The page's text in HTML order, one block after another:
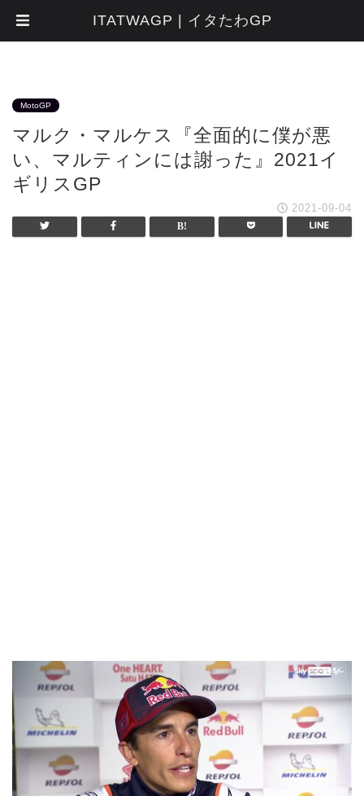
MotoGP
マルク・マルケス『全面的に僕が悪
い、マルティンには謝った』2021イ
ギリスGP
2021-09-04
ITATWAGP | イタたわGP